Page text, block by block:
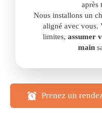
après
Nous installons un
aligné avec vous.
limites, assumer
main
Prenez un